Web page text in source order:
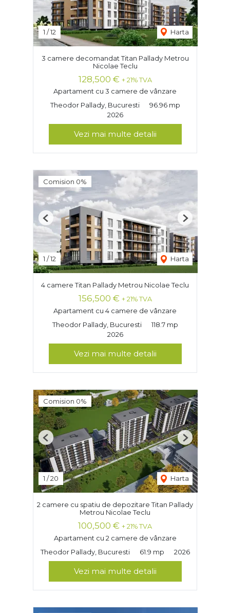
1 /12 Harta
3 camere decomandat Titan Pallady Metrou
Nicolae Teclu
128,500 € + 21% TVA
Apartament cu 3 camere de vânzare
Theodor Pallady, Bucuresti
96.96 mp
2026
Vezi mai multe detalii
Comision 0%
1 /12 Harta
Previous Next
4 camere Titan Pallady Metrou Nicolae Teclu
156,500 € + 21% TVA
Apartament cu 4 camere de vânzare
Theodor Pallady, Bucuresti
118.7 mp
2026
Vezi mai multe detalii
Comision 0%
1 /20 Harta
Previous Next
2 camere cu spatiu de depozitare Titan Pallady
Metrou Nicolae Teclu
100,500 € + 21% TVA
Apartament cu 2 camere de vânzare
Theodor Pallady, Bucuresti
61.9 mp 2026
Vezi mai multe detalii